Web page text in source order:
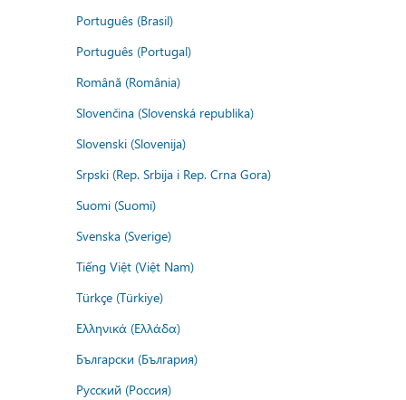
Português (Brasil)
Português (Portugal)
Română (România)
Slovenčina (Slovenská republika)
Slovenski (Slovenija)
Srpski (Rep. Srbija i Rep. Crna Gora)
Suomi (Suomi)
Svenska (Sverige)
Tiếng Việt (Việt Nam)
Türkçe (Türkiye)
Ελληνικά (Ελλάδα)
Български (България)
Русский (Россия)